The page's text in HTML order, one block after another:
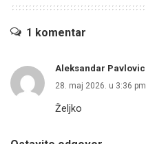
1 komentar
Aleksandar Pavlovic
28. maj 2026. u 3:36 pm
Željko